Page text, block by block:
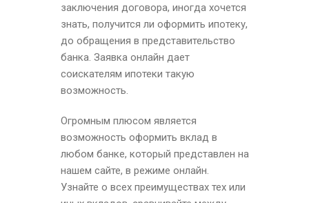
заключения договора, иногда хочется
знать, получится ли оформить ипотеку,
до обращения в представительство
банка. Заявка онлайн дает
соискателям ипотеки такую
возможность.
Огромным плюсом является
возможность оформить вклад в
любом банке, который представлен на
нашем сайте, в режиме онлайн.
Узнайте о всех преимуществах тех или